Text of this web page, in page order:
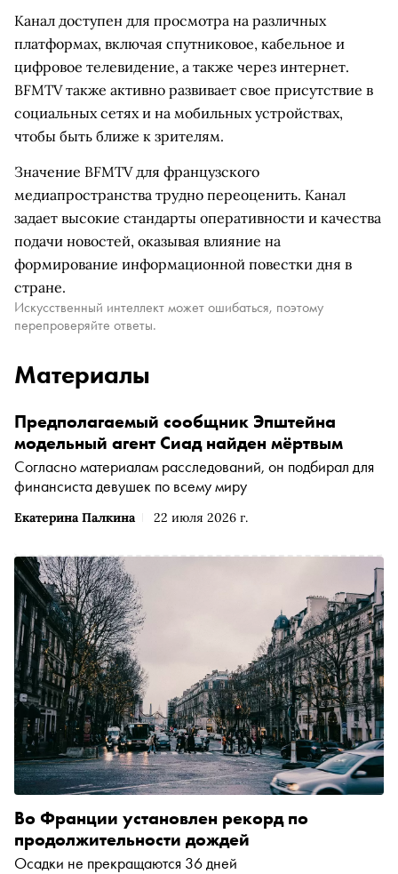
Канал доступен для просмотра на различных
платформах, включая спутниковое, кабельное и
цифровое телевидение, а также через интернет.
BFMTV также активно развивает свое присутствие в
социальных сетях и на мобильных устройствах,
чтобы быть ближе к зрителям.
Значение BFMTV для французского
медиапространства трудно переоценить. Канал
задает высокие стандарты оперативности и качества
подачи новостей, оказывая влияние на
формирование информационной повестки дня в
стране.
Искусственный интеллект может ошибаться, поэтому
перепроверяйте ответы.
Материалы
Екатерина Палкина 22 июля 2026 г.
Предполагаемый сообщник Эпштейна
модельный агент Сиад найден мёртвым
Согласно материалам расследований, он подбирал для
финансиста девушек по всему миру
Во Франции установлен рекорд по
продолжительности дождей
Осадки не прекращаются 36 дней